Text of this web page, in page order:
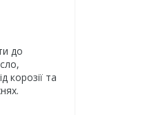
до
корозії та